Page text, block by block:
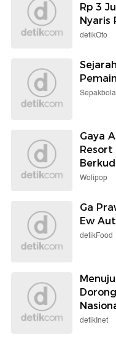
Rp 3
Nyaris
detikOto
Sepakbola
Gaya
Resort
Wolipop
Ga
Ew
detikFood
detikInet